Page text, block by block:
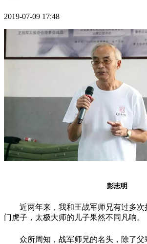
2019-07-09 17:48
彭志明
近两年来，我和王战军师兄有过多
门虎子，太极大师的儿子果然不同凡响。
众所周知，战军师兄的名头，除了